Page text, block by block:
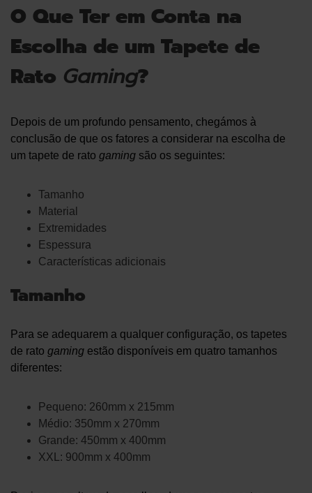
O Que Ter em Conta na
Escolha de um Tapete de
Rato Gaming?
Depois de um profundo pensamento, chegámos à
conclusão de que os fatores a considerar na escolha de
um tapete de rato gaming são os seguintes:
Tamanho
Material
Extremidades
Espessura
Características adicionais
Tamanho
Para se adequarem a qualquer configuração, os tapetes
de rato gaming estão disponíveis em quatro tamanhos
diferentes:
Pequeno: 260mm x 215mm
Médio: 350mm x 270mm
Grande: 450mm x 400mm
XXL: 900mm x 400mm